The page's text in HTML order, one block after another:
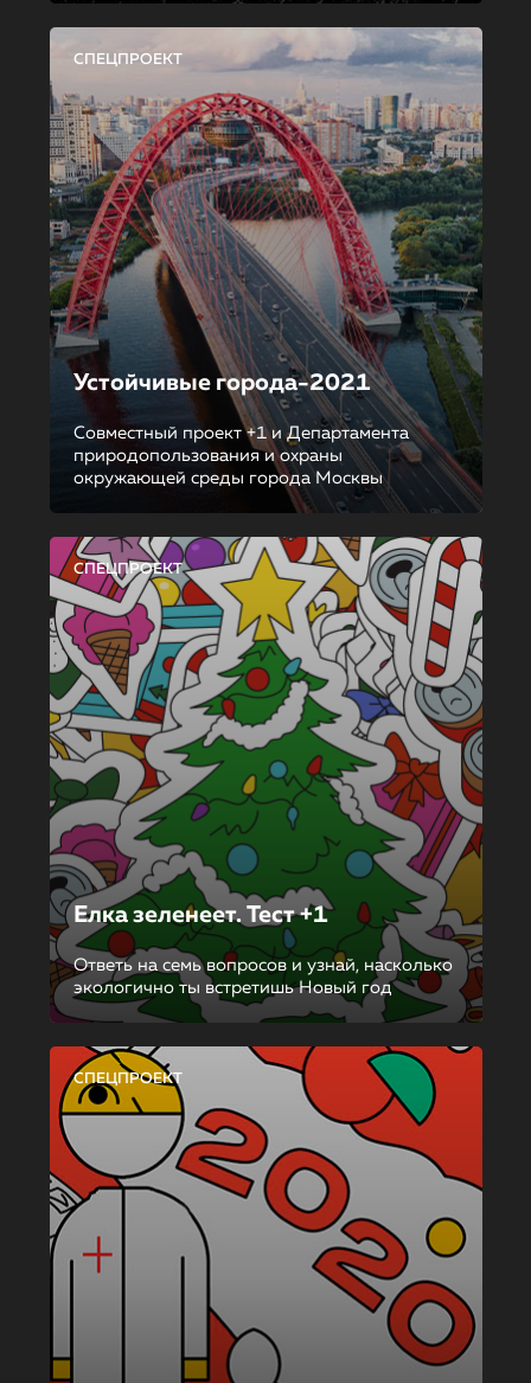
СПЕЦПРОЕКТ
Устойчивые города-2021
Совместный проект +1 и Департамента
природопользования и охраны
окружающей среды города Москвы
СПЕЦПРОЕКТ
Елка зеленеет. Тест +1
Ответь на семь вопросов и узнай, насколько
экологично ты встретишь Новый год
СПЕЦПРОЕКТ